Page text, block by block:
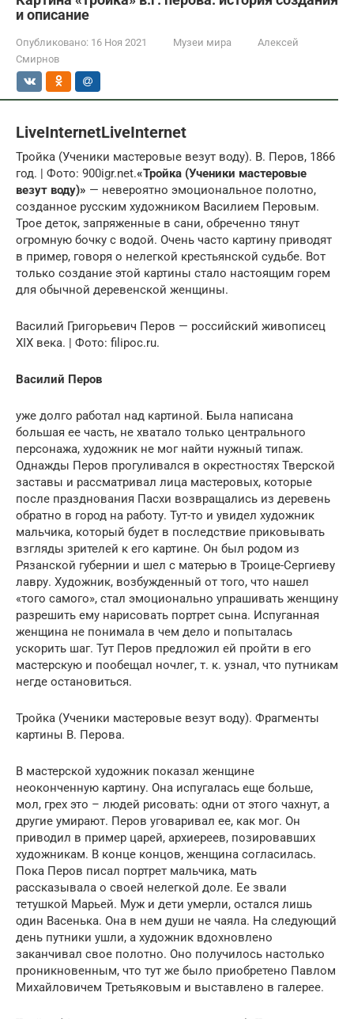
и описание
Опубликовано: 16 Ноя 2021 Музеи мира
Алексей
Смирнов
LiveInternetLiveInternet
Тройка (Ученики мастеровые везут воду). В. Перов, 1866
год. | Фото: 900igr.net.«Тройка (Ученики мастеровые
везут воду)» — невероятно эмоциональное полотно,
созданное русским художником Василием Перовым.
Трое деток, запряженные в сани, обреченно тянут
огромную бочку с водой. Очень часто картину приводят
в пример, говоря о нелегкой крестьянской судьбе. Вот
только создание этой картины стало настоящим горем
для обычной деревенской женщины.
Василий Григорьевич Перов — российский живописец
XIX века. | Фото: filipoc.ru.
Василий Перов
уже долго работал над картиной. Была написана
большая ее часть, не хватало только центрального
персонажа, художник не мог найти нужный типаж.
Однажды Перов прогуливался в окрестностях Тверской
заставы и рассматривал лица мастеровых, которые
после празднования Пасхи возвращались из деревень
обратно в город на работу. Тут-то и увидел художник
мальчика, который будет в последствие приковывать
взгляды зрителей к его картине. Он был родом из
Рязанской губернии и шел с матерью в Троице-Сергиеву
лавру. Художник, возбужденный от того, что нашел
«того самого», стал эмоционально упрашивать женщину
разрешить ему нарисовать портрет сына. Испуганная
женщина не понимала в чем дело и попыталась
ускорить шаг. Тут Перов предложил ей пройти в его
мастерскую и пообещал ночлег, т. к. узнал, что путникам
негде остановиться.
Тройка (Ученики мастеровые везут воду). Фрагменты
картины В. Перова.
В мастерской художник показал женщине
неоконченную картину. Она испугалась еще больше,
мол, грех это – людей рисовать: одни от этого чахнут, а
другие умирают. Перов уговаривал ее, как мог. Он
приводил в пример царей, архиереев, позировавших
художникам. В конце концов, женщина согласилась.
Пока Перов писал портрет мальчика, мать
рассказывала о своей нелегкой доле. Ее звали
тетушкой Марьей. Муж и дети умерли, остался лишь
один Васенька. Она в нем души не чаяла. На следующий
день путники ушли, а художник вдохновлено
заканчивал свое полотно. Оно получилось настолько
проникновенным, что тут же было приобретено Павлом
Михайловичем Третьяковым и выставлено в галерее.